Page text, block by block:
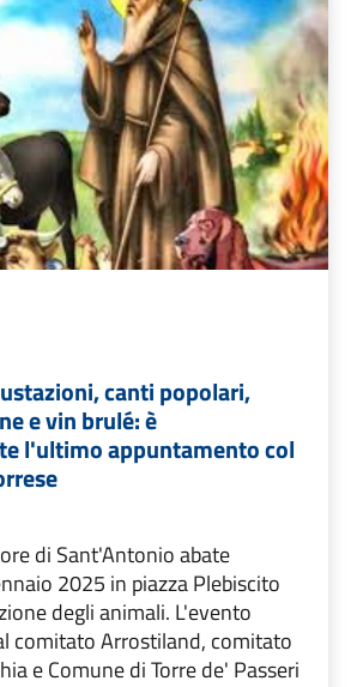
canti popolari,
e vin brulé: è
l'ultimo appuntamento col
di Sant'Antonio abate
2025 in piazza Plebiscito
degli animali. L'evento
comitato Arrostiland, comitato
e Comune di Torre de' Passeri